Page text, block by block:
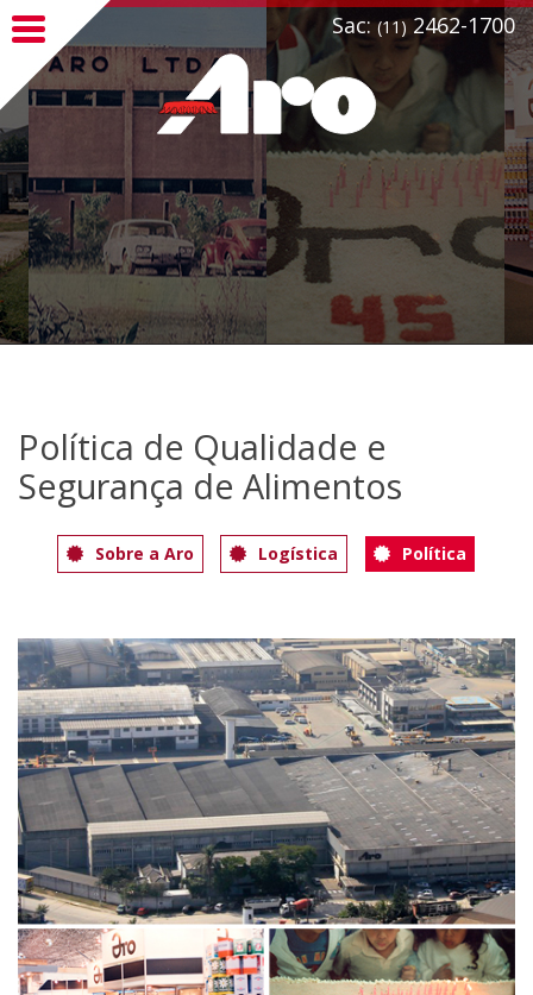
Sac:(11)2462-1700
Política de Qualidade e
Segurança de Alimentos
Sobre a Aro Logística Política